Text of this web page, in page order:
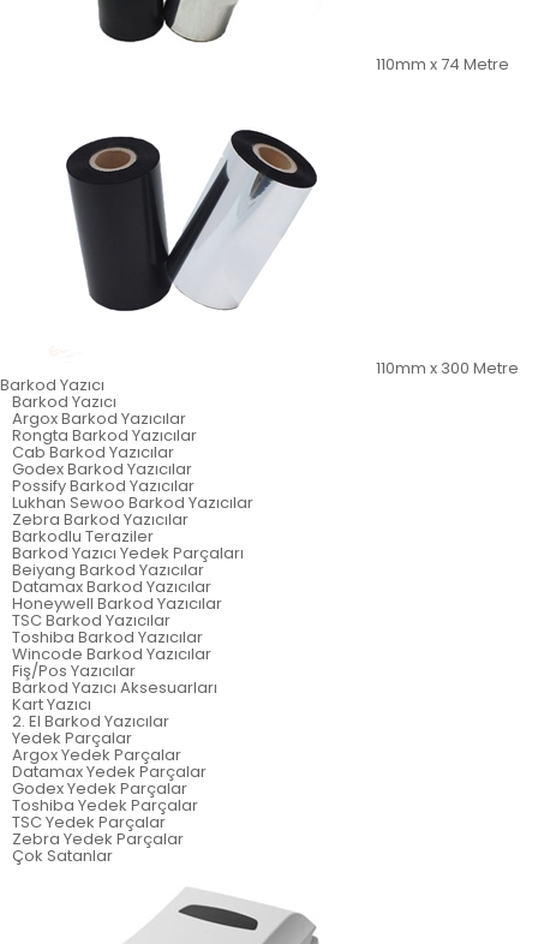
110mm x 74 Metre
110mm x 300 Metre
Barkod Yazıcı
Barkod Yazıcı
Argox Barkod Yazıcılar
Rongta Barkod Yazıcılar
Cab Barkod Yazıcılar
Godex Barkod Yazıcılar
Possify Barkod Yazıcılar
Lukhan Sewoo Barkod Yazıcılar
Zebra Barkod Yazıcılar
Barkodlu Teraziler
Barkod Yazıcı Yedek Parçaları
Beiyang Barkod Yazıcılar
Datamax Barkod Yazıcılar
Honeywell Barkod Yazıcılar
TSC Barkod Yazıcılar
Toshiba Barkod Yazıcılar
Wincode Barkod Yazıcılar
Fiş/Pos Yazıcılar
Barkod Yazıcı Aksesuarları
Kart Yazıcı
2. El Barkod Yazıcılar
Yedek Parçalar
Argox Yedek Parçalar
Datamax Yedek Parçalar
Godex Yedek Parçalar
Toshiba Yedek Parçalar
TSC Yedek Parçalar
Zebra Yedek Parçalar
Çok Satanlar